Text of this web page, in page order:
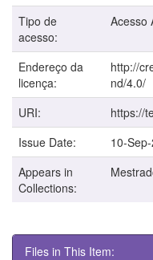
Tipo de
acesso:
Acesso
Endereço da
licença:
http://
nd/4.0/
URI:
https://
Issue Date:
10-
Appears in
Collections:
Files in This Item: